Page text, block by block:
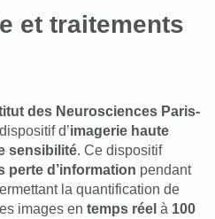
et traitements
des Neurosciences Paris-
d’imagerie haute
sensibilité. Ce dispositif
perte d’information pendant
la quantification de
images en temps réel à 100